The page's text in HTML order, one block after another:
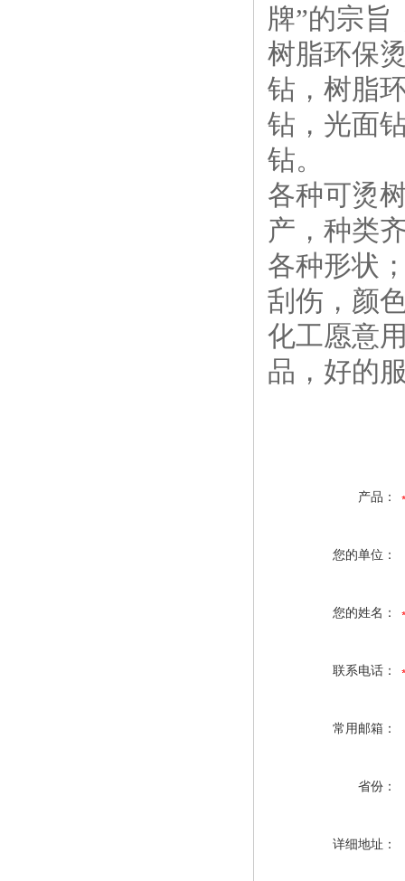
牌”的宗旨
树脂环保
钻，树脂
钻，光面
钻。
各种可烫
产，种类
各种形状
刮伤，颜
化工愿意
品，好的
产品：
您的单位：
您的姓名：
联系电话：
常用邮箱：
省份：
详细地址：